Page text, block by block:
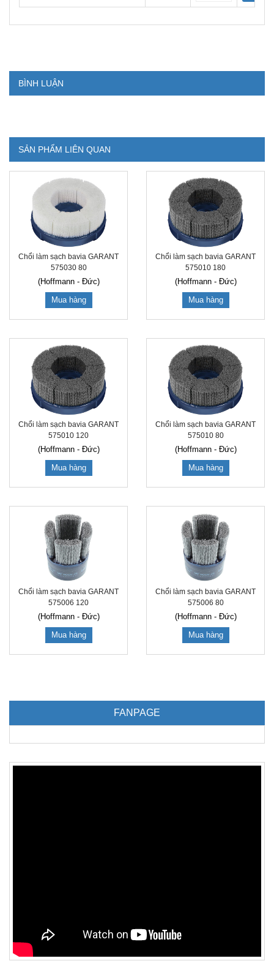
BÌNH LUẬN
SẢN PHẨM LIÊN QUAN
Chổi làm sạch bavia GARANT
575030 80
(Hoffmann - Đức)
Mua hàng
Chổi làm sạch bavia GARANT
575010 180
(Hoffmann - Đức)
Mua hàng
Chổi làm sạch bavia GARANT
575010 120
(Hoffmann - Đức)
Mua hàng
Chổi làm sạch bavia GARANT
575010 80
(Hoffmann - Đức)
Mua hàng
Chổi làm sạch bavia GARANT
575006 120
(Hoffmann - Đức)
Mua hàng
Chổi làm sạch bavia GARANT
575006 80
(Hoffmann - Đức)
Mua hàng
FANPAGE